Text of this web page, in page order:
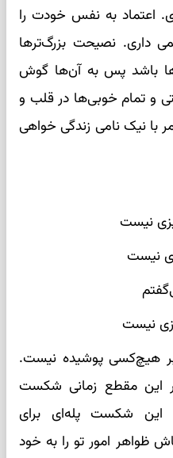
اعتماد به نفس خودت را
داری. نصیحت بزرگ‌ترها
باشد پس به آن‌ها گوش
و تمام خوبی‌ها در قلب و
با نیک نامی زندگی خواهی
نیست
نیست
نیست
هیچ‌کسی پوشیده نیست.
این مقطع زمانی شکست
این شکست پله‌ای برای
ظواهر امور تو را به خود